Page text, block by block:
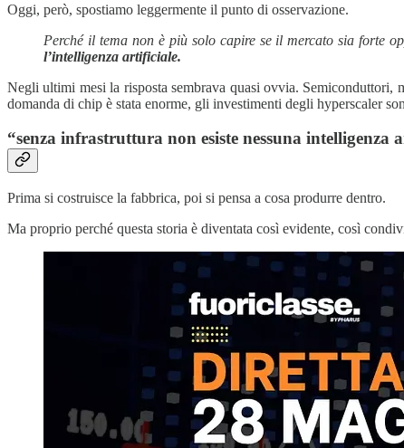
Oggi, però, spostiamo leggermente il punto di osservazione.
Perché il tema non è più solo capire se il mercato sia forte
l’intelligenza artificiale.
Negli ultimi mesi la risposta sembrava quasi ovvia. Semiconduttori,
domanda di chip è stata enorme, gli investimenti degli hyperscaler
“senza infrastruttura non esiste nessuna intelligenza
Prima si costruisce la fabbrica, poi si pensa a cosa produrre dentro.
Ma proprio perché questa storia è diventata così evidente, così